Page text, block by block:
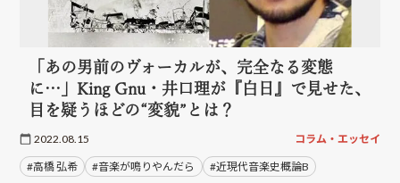
「あの男前のヴォーカルが、完全なる変態
に…」King Gnu・井口理が『白日』で見せた、
目を疑うほどの“変貌”とは？
2022.08.15 コラム・エッセイ
#高橋 弘希 #音楽が鳴りやんだら #近現代音楽史概論B